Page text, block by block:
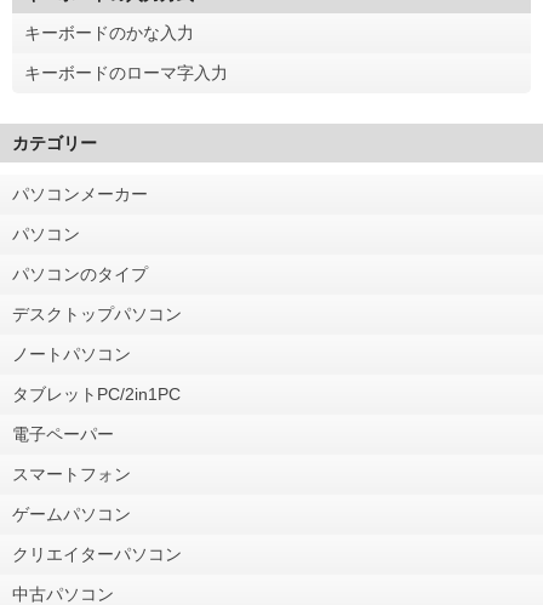
キーボードのかな入力
キーボードのローマ字入力
カテゴリー
パソコンメーカー
パソコン
パソコンのタイプ
デスクトップパソコン
ノートパソコン
タブレットPC/2in1PC
電子ペーパー
スマートフォン
ゲームパソコン
クリエイターパソコン
中古パソコン